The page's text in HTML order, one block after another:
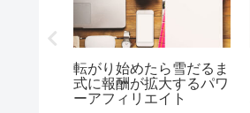
腐るコンテンツと腐らな
いコンテンツ